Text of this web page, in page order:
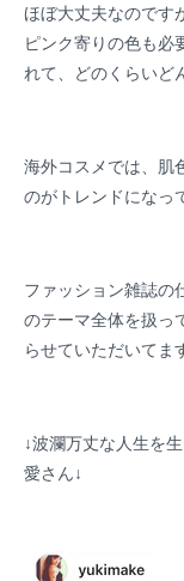
ほぼ大丈夫なのです
ピンク寄りの色も必
れて、どのくらいど
海外コスメでは、肌
のがトレンドになっ
ファッション雑誌の
のテーマ全体を扱っ
らせていただいてま
↓波瀾万丈な人生を
愛さん↓